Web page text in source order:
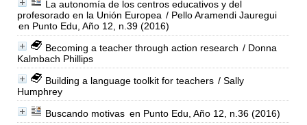
La autonomía de los centros educativos y del
profesorado en la Unión Europea / Pello Aramendi Jauregui
en Punto Edu, Año 12, n.39 (2016)
Becoming a teacher through action research / Donna
Kalmbach Phillips
Building a language toolkit for teachers / Sally
Humphrey
Buscando motivas en Punto Edu, Año 12, n.36 (2016)